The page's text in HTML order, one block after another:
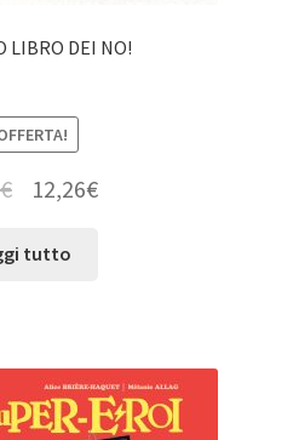
LIBRO DEI NO!
€ 12,26€
tutto